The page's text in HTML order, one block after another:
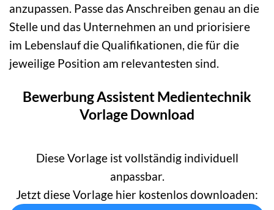
anzupassen. Passe das Anschreiben genau an die
Stelle und das Unternehmen an und priorisiere
im Lebenslauf die Qualifikationen, die für die
jeweilige Position am relevantesten sind.
Bewerbung Assistent Medientechnik
Vorlage Download
Diese Vorlage ist vollständig individuell
anpassbar.
Jetzt diese Vorlage hier kostenlos downloaden: